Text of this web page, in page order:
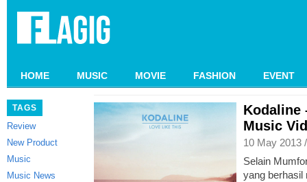
HOME MUSIC MOVIE FASHION EVENT
TAGS
Review
New Product
Music
Music News
Kodaline
Music
10 May 2013
Selain
yang berhasil